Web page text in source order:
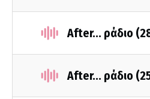
After... ράδιο
After... ράδιο